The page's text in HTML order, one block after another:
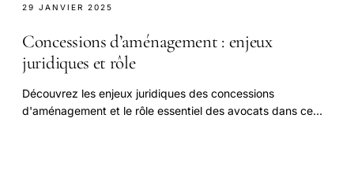
29 JANVIER 2025
Concessions d’aménagement : enjeux
juridiques et rôle
Découvrez les enjeux juridiques des concessions
d'aménagement et le rôle essentiel des avocats dans ce